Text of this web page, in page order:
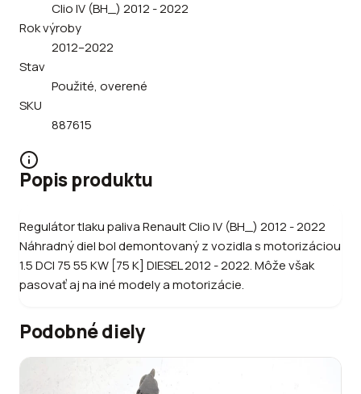
Clio IV (BH_) 2012 - 2022
Rok výroby
2012–2022
Stav
Použité, overené
SKU
887615
Popis produktu
Regulátor tlaku paliva Renault Clio IV (BH_) 2012 - 2022
Náhradný diel bol demontovaný z vozidla s motorizáciou
1.5 DCI 75 55 KW [75 K] DIESEL 2012 - 2022. Môže však
pasovať aj na iné modely a motorizácie.
Podobné diely